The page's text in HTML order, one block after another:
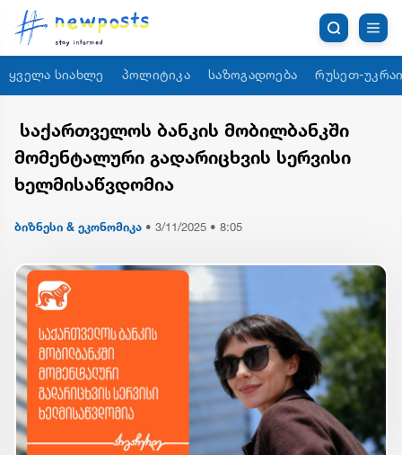
ყველა სიახლე პოლიტიკა საზოგადოება რუსეთ-
საქართველოს ბანკის მობილბანკში
მომენტალური გადარიცხვის სერვისი
ხელმისაწვდომია
ბიზნესი & ეკონომიკა • 3/11/2025 • 8:05